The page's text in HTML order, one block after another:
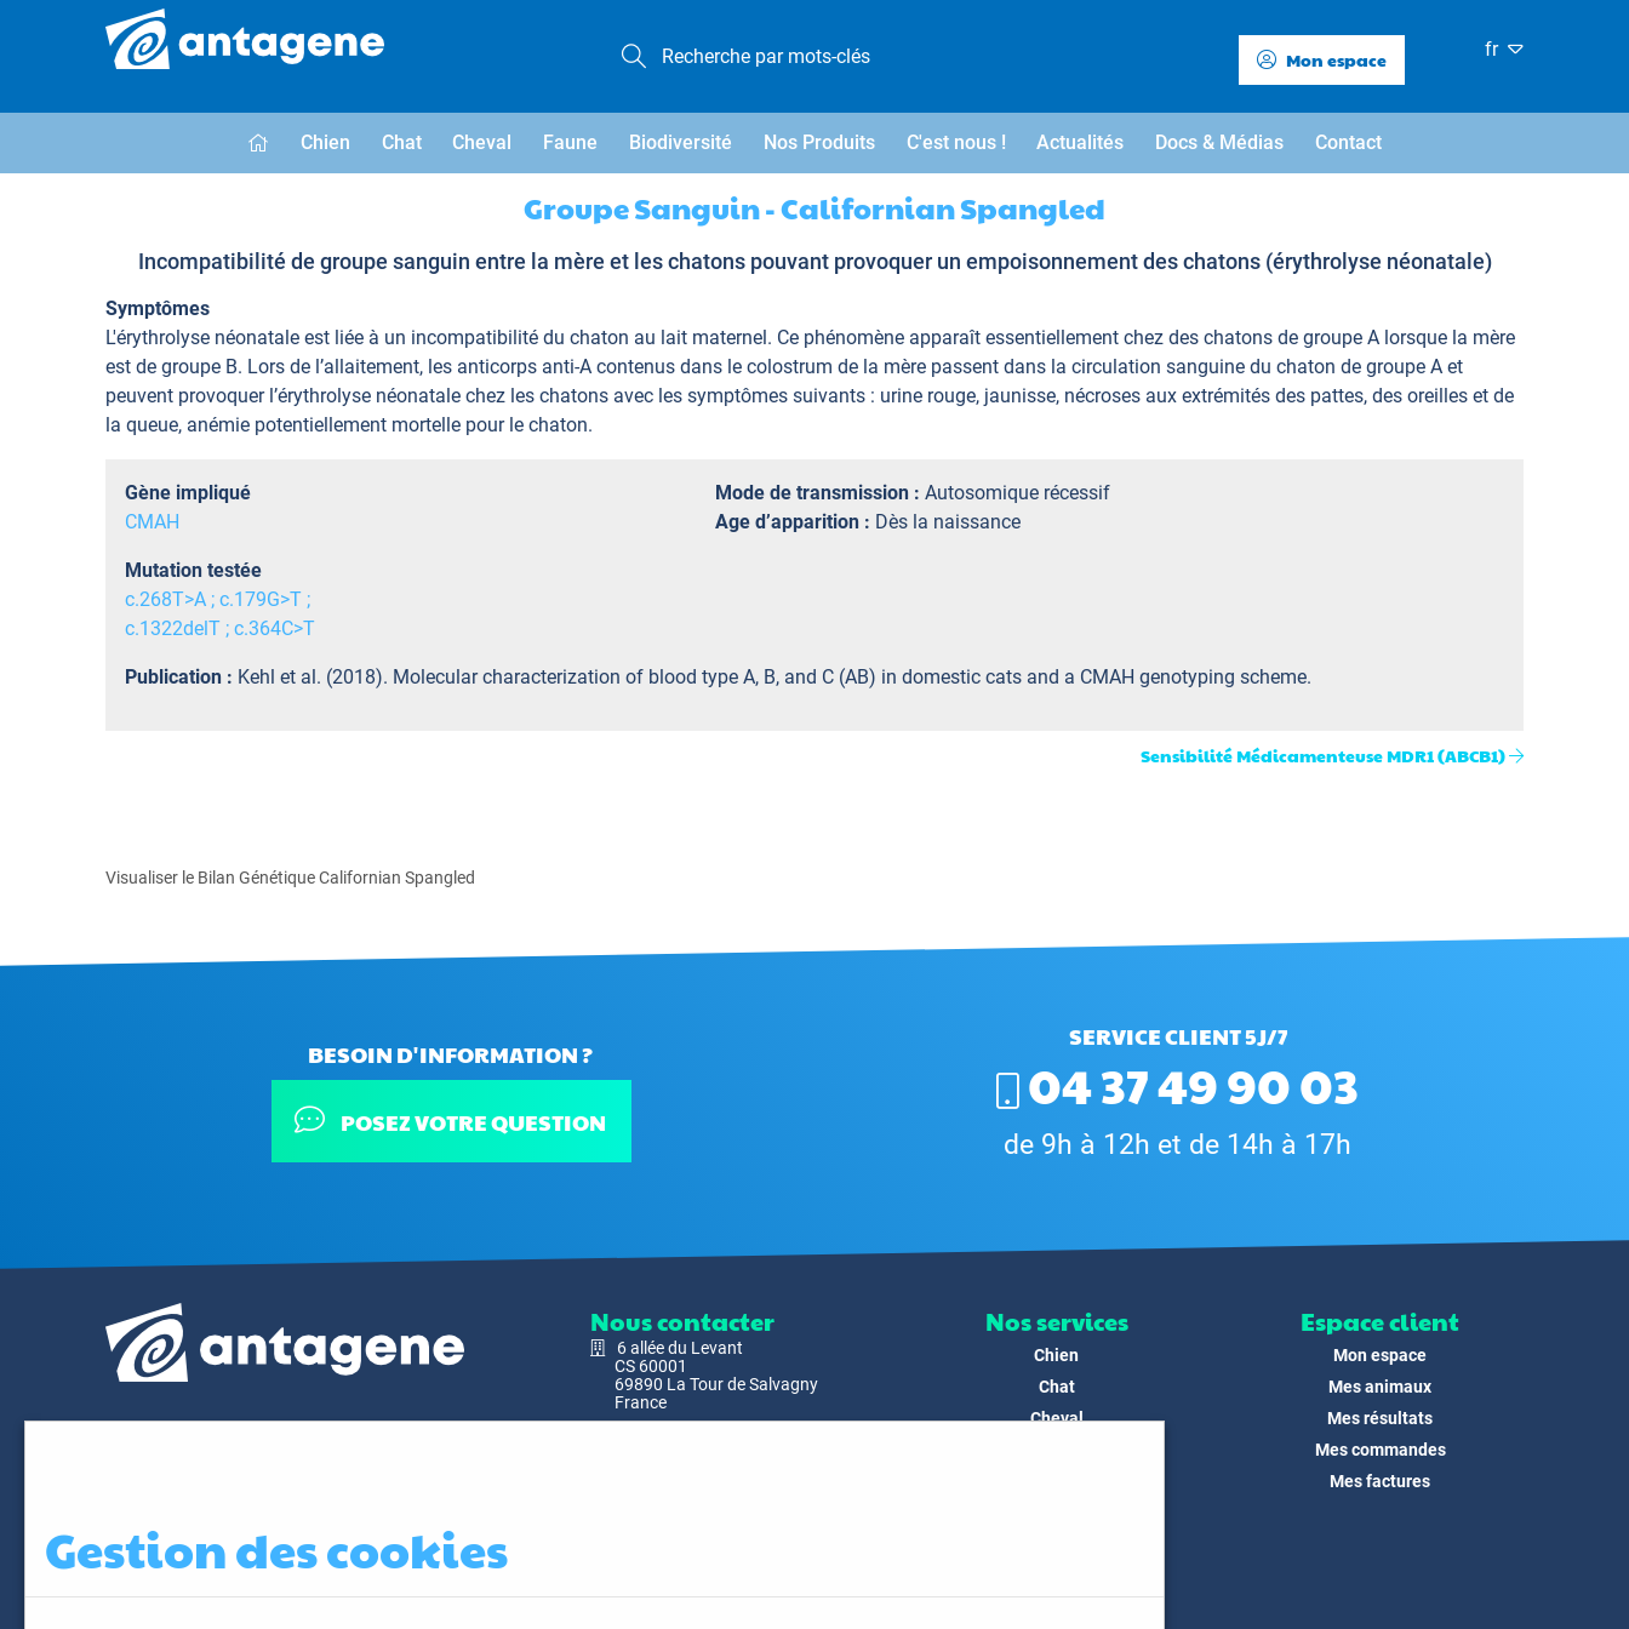
Mon espace fr
Chien Chat Cheval Faune Biodiversité Nos Produits C'est nous ! Actualités Docs & Médias Contact
Groupe Sanguin - Californian Spangled
Incompatibilité de groupe sanguin entre la mère et les chatons pouvant provoquer un empoisonnement des chatons (érythrolyse néonatale)
Symptômes
L'érythrolyse néonatale est liée à un incompatibilité du chaton au lait maternel. Ce phénomène apparaît essentiellement chez des chatons de groupe A lorsque la mère
est de groupe B. Lors de l’allaitement, les anticorps anti-A contenus dans le colostrum de la mère passent dans la circulation sanguine du chaton de groupe A et
peuvent provoquer l’érythrolyse néonatale chez les chatons avec les symptômes suivants : urine rouge, jaunisse, nécroses aux extrémités des pattes, des oreilles et de
la queue, anémie potentiellement mortelle pour le chaton.
Gène impliqué
CMAH
Mutation testée
c.268T>A ; c.179G>T ;
c.1322delT ; c.364C>T
Mode de transmission : Autosomique récessif
Age d’apparition : Dès la naissance
Publication : Kehl et al. (2018). Molecular characterization of blood type A, B, and C (AB) in domestic cats and a CMAH genotyping scheme.
Sensibilité Médicamenteuse MDR1 (ABCB1)
Visualiser le Bilan Génétique Californian Spangled
BESOIN D'INFORMATION ?
POSEZ VOTRE QUESTION
SERVICE CLIENT 5J/7
04 37 49 90 03
de 9h à 12h et de 14h à 17h
Nous contacter
6 allée du Levant
CS 60001
69890 La Tour de Salvagny
France
Nos services
Chien
Chat
Cheval
Espace client
Mon espace
Mes animaux
Mes résultats
Mes commandes
Mes factures
Gestion des cookies